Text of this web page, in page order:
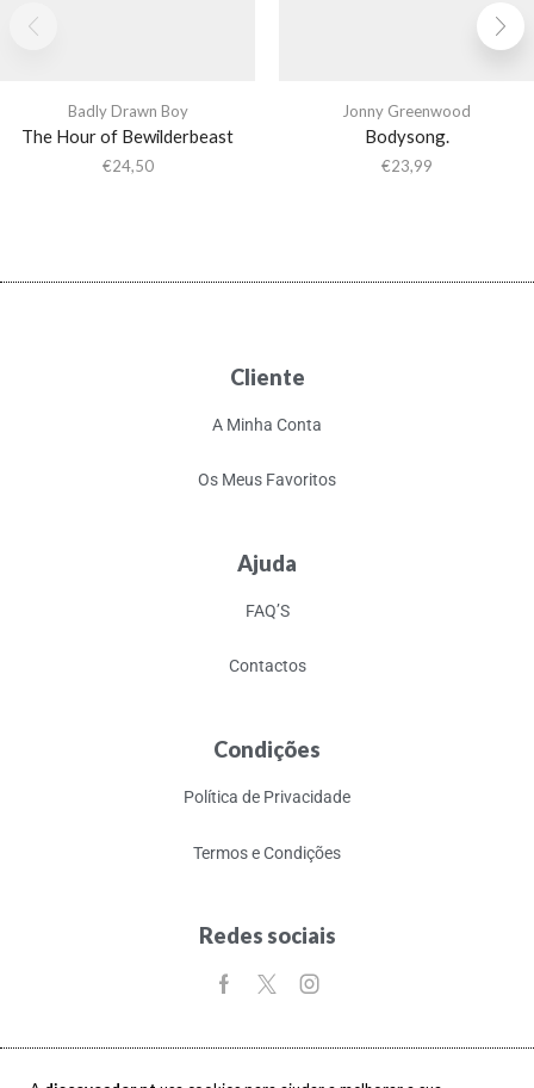
Badly Drawn Boy
The Hour of Bewilderbeast
€24,50
Jonny Greenwood
Bodysong.
€23,99
Cliente
A Minha Conta
Os Meus Favoritos
Ajuda
FAQ’S
Contactos
Condições
Política de Privacidade
Termos e Condições
Redes sociais